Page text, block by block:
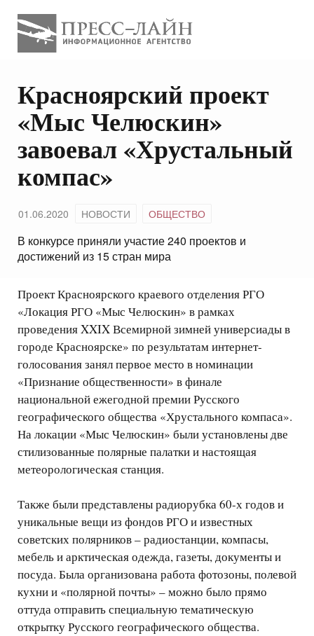
Красноярский проект
«Мыс Челюскин»
завоевал «Хрустальный
компас»
01.06.2020 НОВОСТИ ОБЩЕСТВО
В конкурсе приняли участие 240 проектов и
достижений из 15 стран мира
Проект Красноярского краевого отделения РГО
«Локация РГО «Мыс Челюскин» в рамках
проведения XXIX Всемирной зимней универсиады в
городе Красноярске» по результатам интернет-
голосования занял первое место в номинации
«Признание общественности» в финале
национальной ежегодной премии Русского
географического общества «Хрустального компаса».
На локации «Мыс Челюскин» были установлены две
стилизованные полярные палатки и настоящая
метеорологическая станция.
Также были представлены радиорубка 60-х годов и
уникальные вещи из фондов РГО и известных
советских полярников – радиостанции, компасы,
мебель и арктическая одежда, газеты, документы и
посуда. Была организована работа фотозоны, полевой
кухни и «полярной почты» – можно было прямо
оттуда отправить специальную тематическую
открытку Русского географического общества.